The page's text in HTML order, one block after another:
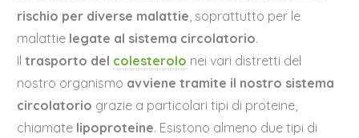
rischio per diverse malattie, soprattutto per le
malattie legate al sistema circolatorio.
Iltrasporto del colesterolo nei vari distretti del
nostro organismo avviene tramite il nostro sistema
circolatorio grazie a particolari tipi di proteine,
chiamate lipoproteine. Esistono almeno due tipi di